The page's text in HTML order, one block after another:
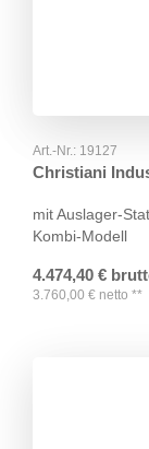
Art.-Nr.: 19127
Christiani
mit Auslager-
Kombi-Modell
4.474,40 €
3.760,00 € netto **